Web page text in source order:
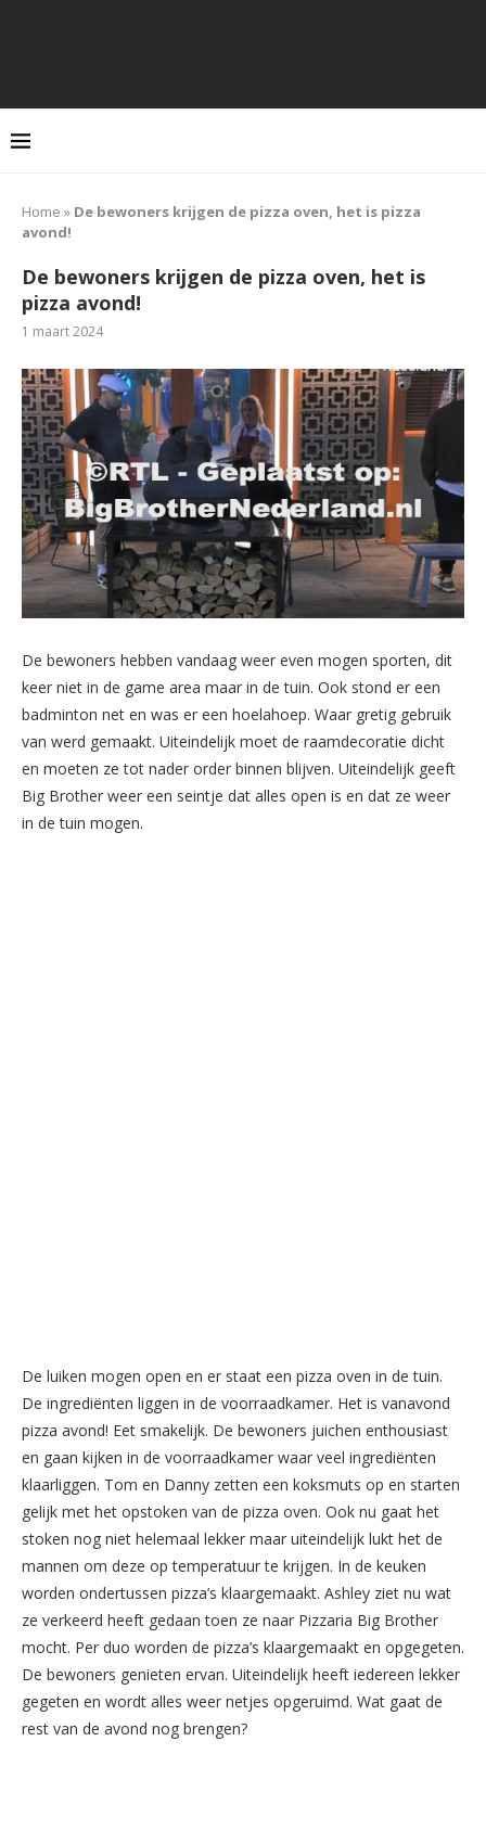
Home » De bewoners krijgen de pizza oven, het is pizza
avond!
De bewoners krijgen de pizza oven, het is
pizza avond!
1 maart 2024
De bewoners hebben vandaag weer even mogen sporten, dit
keer niet in de game area maar in de tuin. Ook stond er een
badminton net en was er een hoelahoep. Waar gretig gebruik
van werd gemaakt. Uiteindelijk moet de raamdecoratie dicht
en moeten ze tot nader order binnen blijven. Uiteindelijk geeft
Big Brother weer een seintje dat alles open is en dat ze weer
in de tuin mogen.
De luiken mogen open en er staat een pizza oven in de tuin.
De ingrediënten liggen in de voorraadkamer. Het is vanavond
pizza avond! Eet smakelijk. De bewoners juichen enthousiast
en gaan kijken in de voorraadkamer waar veel ingrediënten
klaarliggen. Tom en Danny zetten een koksmuts op en starten
gelijk met het opstoken van de pizza oven. Ook nu gaat het
stoken nog niet helemaal lekker maar uiteindelijk lukt het de
mannen om deze op temperatuur te krijgen. In de keuken
worden ondertussen pizza’s klaargemaakt. Ashley ziet nu wat
ze verkeerd heeft gedaan toen ze naar Pizzaria Big Brother
mocht. Per duo worden de pizza’s klaargemaakt en opgegeten.
De bewoners genieten ervan. Uiteindelijk heeft iedereen lekker
gegeten en wordt alles weer netjes opgeruimd. Wat gaat de
rest van de avond nog brengen?